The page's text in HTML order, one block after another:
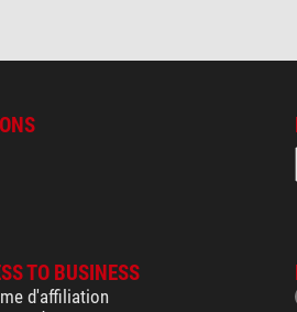
TO BUSINESS
d'affiliation